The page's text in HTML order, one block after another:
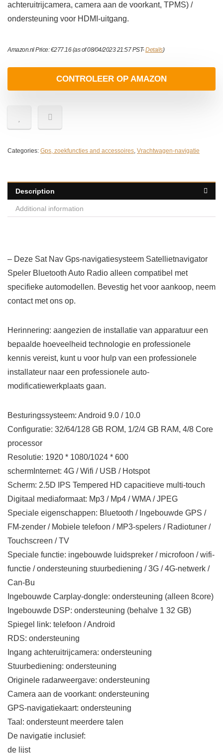
achteruitrijcamera, camera aan de voorkant, TPMS) /
ondersteuning voor HDMI-uitgang.
Amazon.nl Price:€277.16(as of 08/04/2023 21:57 PST-Details)
CONTROLEER OP AMAZON
Categories: Gps, zoekfuncties and accessoires, Vrachtwagen-navigatie
Description
Additional information
– Deze Sat Nav Gps-navigatiesysteem Satellietnavigator
Speler Bluetooth Auto Radio alleen compatibel met
specifieke automodellen. Bevestig het voor aankoop, neem
contact met ons op.
Herinnering: aangezien de installatie van apparatuur een
bepaalde hoeveelheid technologie en professionele
kennis vereist, kunt u voor hulp van een professionele
installateur naar een professionele auto-
modificatiewerkplaats gaan.
Besturingssysteem: Android 9.0 / 10.0
Configuratie: 32/64/128 GB ROM, 1/2/4 GB RAM, 4/8 Core
processor
Resolutie: 1920 * 1080/1024 * 600
schermInternet: 4G / Wifi / USB / Hotspot
Scherm: 2.5D IPS Tempered HD capacitieve multi-touch
Digitaal mediaformaat: Mp3 / Mp4 / WMA / JPEG
Speciale eigenschappen: Bluetooth / Ingebouwde GPS /
FM-zender / Mobiele telefoon / MP3-spelers / Radiotuner /
Touchscreen / TV
Speciale functie: ingebouwde luidspreker / microfoon / wifi-
functie / ondersteuning stuurbediening / 3G / 4G-netwerk /
Can-Bu
Ingebouwde Carplay-dongle: ondersteuning (alleen 8core)
Ingebouwde DSP: ondersteuning (behalve 1 32 GB)
Spiegel link: telefoon / Android
RDS: ondersteuning
Ingang achteruitrijcamera: ondersteuning
Stuurbediening: ondersteuning
Originele radarweergave: ondersteuning
Camera aan de voorkant: ondersteuning
GPS-navigatiekaart: ondersteuning
Taal: ondersteunt meerdere talen
De navigatie inclusief:
de lijst